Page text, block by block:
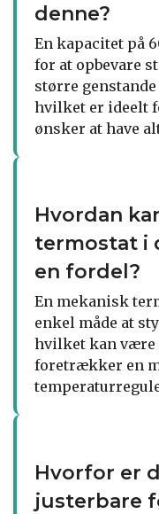
denne?
En kapacitet på
for at opbevare
større
hvilket er ideelt
ønsker at have
Hvordan
termostat i
en fordel?
En mekanisk
enkel måde at
hvilket kan være
foretrækker en
Hvorfor er
justerbare